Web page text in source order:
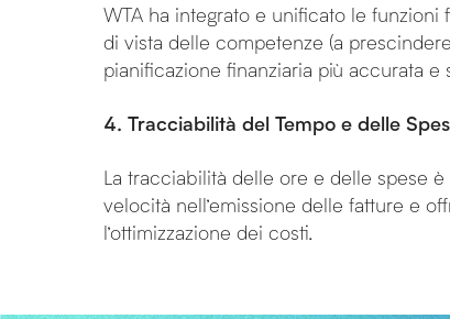
WTA ha integrato e unificato le
di vista delle competenze (a
pianificazione finanziaria più accurata e
4. Tracciabilità del Tempo e delle
La tracciabilità delle ore e delle spese
velocità nell’emissione delle fatture e
l’ottimizzazione dei costi.